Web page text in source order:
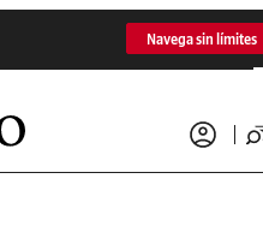
Navega sin límites